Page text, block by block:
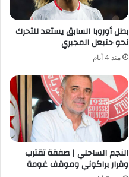
بطل أوروبا السابق يستعد للتحرك
نحو حنبعل المجبري
منذ 4 أيام
النجم الساحلي | صفقة تقترب
وقرار براكوني وموقف غومة